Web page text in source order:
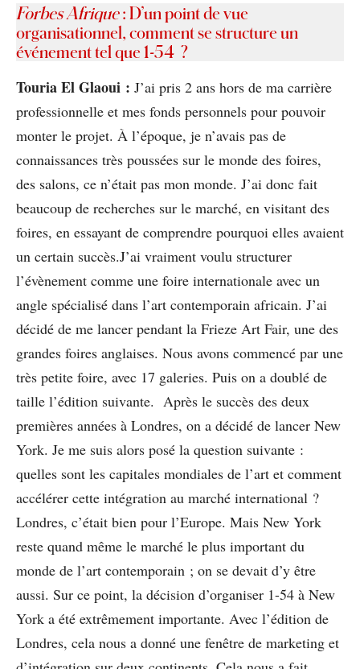
Forbes Afrique: D’un point de vue
organisationnel, comment se structure un
événement tel que 1-54 ?
Touria El Glaoui : J’ai pris 2 ans hors de ma carrière
professionnelle et mes fonds personnels pour pouvoir
monter le projet. À l’époque, je n’avais pas de
connaissances très poussées sur le monde des foires,
des salons, ce n’était pas mon monde. J’ai donc fait
beaucoup de recherches sur le marché, en visitant des
foires, en essayant de comprendre pourquoi elles avaient
un certain succès.J’ai vraiment voulu structurer
l’évènement comme une foire internationale avec un
angle spécialisé dans l’art contemporain africain. J’ai
décidé de me lancer pendant la Frieze Art Fair, une des
grandes foires anglaises. Nous avons commencé par une
très petite foire, avec 17 galeries. Puis on a doublé de
taille l’édition suivante. Après le succès des deux
premières années à Londres, on a décidé de lancer New
York. Je me suis alors posé la question suivante :
quelles sont les capitales mondiales de l’art et comment
accélérer cette intégration au marché international ?
Londres, c’était bien pour l’Europe. Mais New York
reste quand même le marché le plus important du
monde de l’art contemporain ; on se devait d’y être
aussi. Sur ce point, la décision d’organiser 1-54 à New
York a été extrêmement importante. Avec l’édition de
Londres, cela nous a donné une fenêtre de marketing et